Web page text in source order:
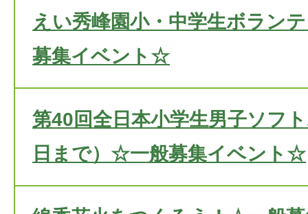
えい秀峰園小・中学生ボラン
募集イベント☆
第40回全日本小学生男子ソフ
日まで）☆一般募集イベント☆